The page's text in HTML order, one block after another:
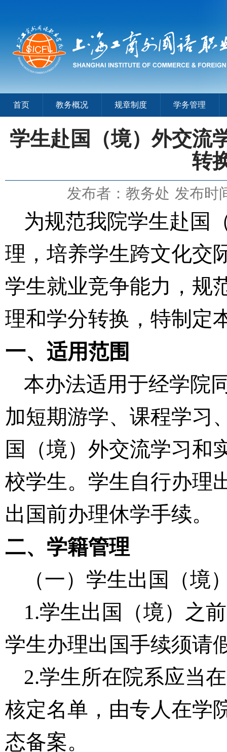
首页 教务概况 规章制度 学务管理
学生赴国（境）外交流
转
发布者：教务处 发布时
为规范我院学生赴国
理，培养学生跨文化交
学生就业竞争能力，规
理和学分转换，特制定
一、适用范围
本办法适用于经学院
加短期游学、课程学习
国（境）外交流学习和
校学生。学生自行办理
出国前办理休学手续。
二、学籍管理
（一） 学生出国 （境
1.学生出 国 （境） 之
学生办理出国手续须请
2.学生所在院系应当
核定名单， 由专人在学
态备案。